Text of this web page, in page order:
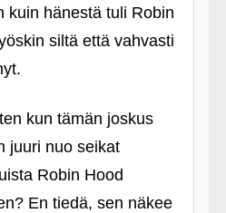
kuin hänestä tuli Robin
siltä että vahvasti
kun tämän joskus
juuri nuo seikat
Robin Hood
En tiedä, sen näkee